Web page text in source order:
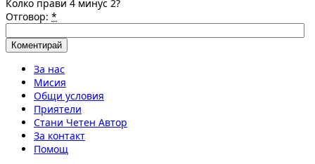
Колко прави 4 минус 2?
Отговор: *
За нас
Мисия
Общи условия
Приятели
Стани Четен Автор
За контакт
Помощ